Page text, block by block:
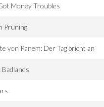
Money Troubles
Pruning
von Panem: Der Tag bricht an